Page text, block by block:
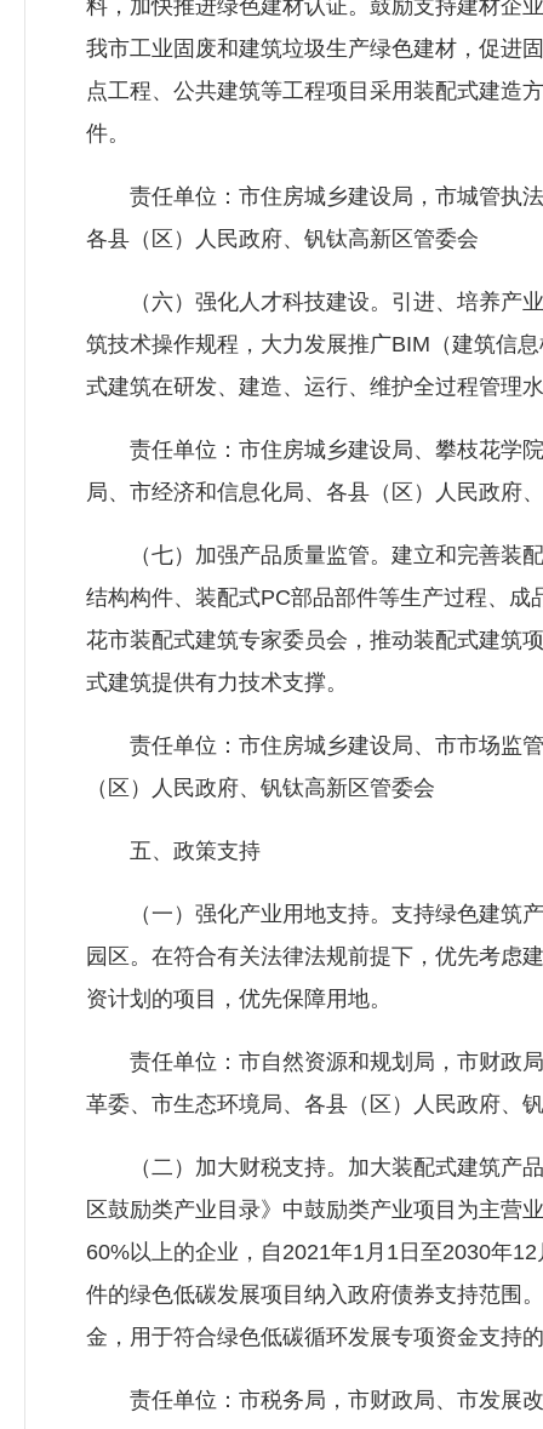
料，加快推进绿色建材认证。鼓励支持建材企
我市工业固废和建筑垃圾生产绿色建材，促进
点工程、公共建筑等工程项目采用装配式建造
件。
责任单位：市住房城乡建设局 ，市城管执
各县（区）人民政府、钒钛高新区管委会
（六）强化人才科技建设。引进、培养产业
筑技术操作规程，大力发展推广BIM（建筑信
式建筑在研发、建造、运行、维护全过程管理
责任单位：市住房城乡建设局、攀枝花学
局、市经济和信息化局、各县（区）人民政府
（七）加强产品质量监管。建立和完善装配
结构构件、装配式PC部品部件等生产过程、
花市装配式建筑专家委员会，推动装配式建筑
式建筑提供有力技术支撑。
责任单位：市住房城乡建设局、市市场监
（区）人民政府、钒钛高新区管委会
五、政策支持
（一）强化产业用地支持。支持绿色建筑产
园区。在符合有关法律法规前提下，优先考虑
资计划的项目，优先保障用地。
责任单位：市自然资源和规划局，市财政
革委、市生态环境局、各县（区）人民政府、
（二）加大财税支持。加大装配式建筑产品
区鼓励类产业目录》中鼓励类产业项目为主营
60%以上的企业，自2021年1月1日至2030年
件的绿色低碳发展项目纳入政府债券支持范围
金，用于符合绿色低碳循环发展专项资金支持
责任单位：市税务局，市财政局、市发展改